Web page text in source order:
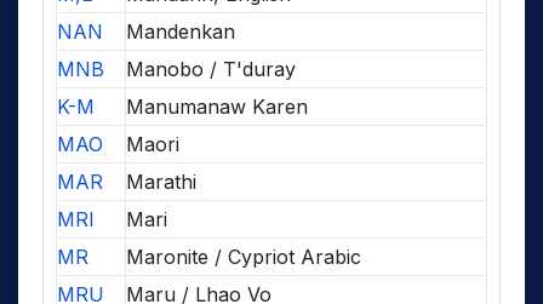
NAN
Mandenkan
MNB
Manobo / T'duray
K-M
Manumanaw Karen
MAO
Maori
MAR
Marathi
MRI
Mari
MR
Maronite / Cypriot Arabic
MRU
Maru / Lhao Vo